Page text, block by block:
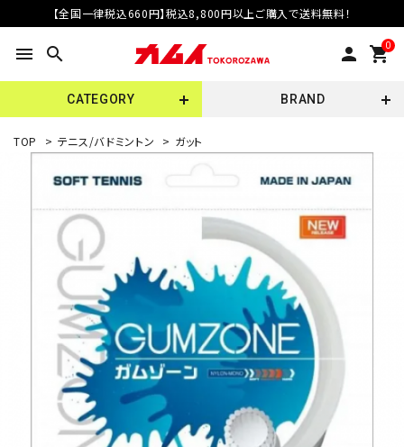
【全国一律税込660円】税込8,800円以上ご購入で送料無料！
menu search person 0
shopping_cart
CATEGORY BRAND
TOP > テニス/バドミントン > ガット